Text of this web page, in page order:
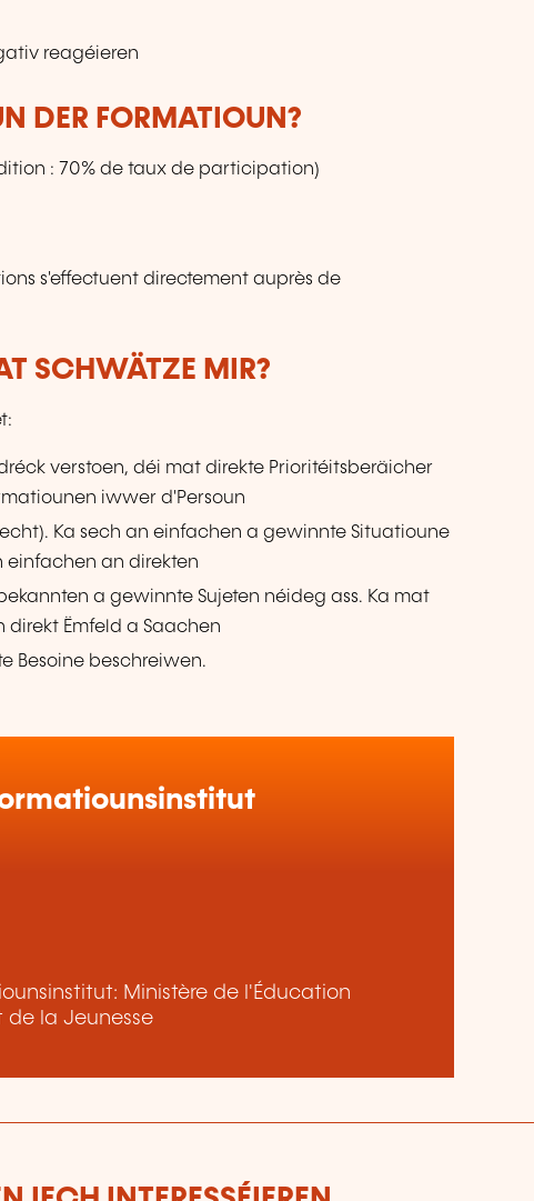
reagéieren
DER FORMATIOUN?
: 70% de taux de participation)
s'effectuent directement auprès de
SCHWÄTZE MIR?
verstoen, déi mat direkte Prioritéitsberäicher
iwwer d'Persoun
Ka sech an einfachen a gewinnte Situatioune
einfachen an direkten
a gewinnte Sujeten néideg ass. Ka mat
direkt Ëmfeld a Saachen
Besoine beschreiwen.
Ministère de l'Éducation
de la Jeunesse